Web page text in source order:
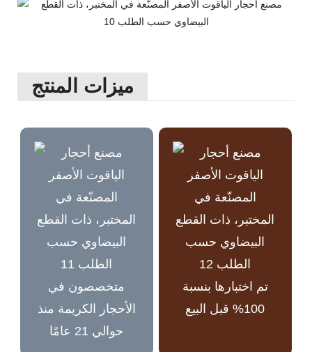
ميزات المنتج
متخصصون في
الأحجار الكريمة منذ
حوالي 21 عامًا
تم اختبارها بنسبة
100% قبل البيع